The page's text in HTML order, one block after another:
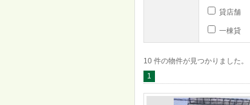
貸店舗
一棟貸
10 件の物件が見つかりました。
1